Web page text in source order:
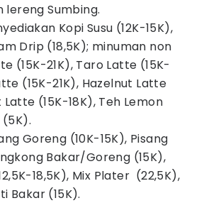
lereng Sumbing.
Kopi Susu (12K-15K),
Drip (18,5K); minuman non
(15K-21K), Taro Latte (15K-
(15K-21K), Hazelnut Latte
(15K-18K), Teh Lemon
(5K).
Goreng (10K-15K), Pisang
Bakar/Goreng (15K),
18,5K), Mix Plater (22,5K),
Bakar (15K).